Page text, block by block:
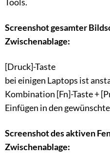
Screenshot gesamter
Zwischenablage:
[Druck]-Taste
bei einigen Laptops ist
Kombination [Fn]-Taste +
Einfügen in den
Screenshot des aktiven
Zwischenablage: